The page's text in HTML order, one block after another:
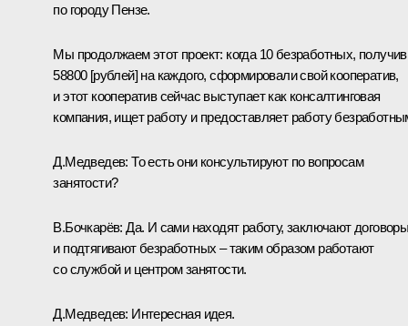
по городу Пензе.
Мы продолжаем этот проект: когда 10 безработных, получив
58800 [рублей] на каждого, сформировали свой кооператив,
и этот кооператив сейчас выступает как консалтинговая
компания, ищет работу и предоставляет работу
Д.Медведев: То есть они консультируют по вопросам
занятости?
В.Бочкарёв: Да. И сами находят работу, заключают
и подтягивают безработных – таким образом работают
со службой и центром занятости.
Д.Медведев: Интересная идея.